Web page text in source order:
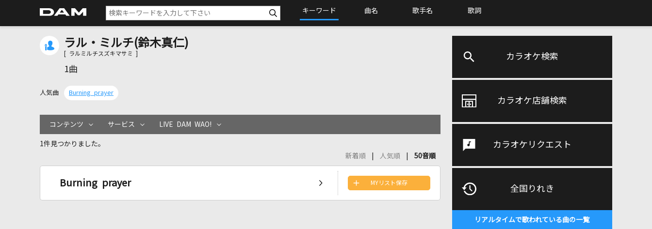
キーワード 曲名 歌手名 歌詞
カラオケ検索
カラオケ店舗検索
カラオケリクエスト
全国りれき
リアルタイムで歌われている曲の一覧
ラル・ミルチ(鈴木真仁)
[ ラルミルチスズキマサミ ]
1曲
人気曲 Burning prayer
コンテンツ サービス LIVE DAM WAO!
1件見つかりました。
新着順
人気順 50音順
Burning prayer MYリスト保存